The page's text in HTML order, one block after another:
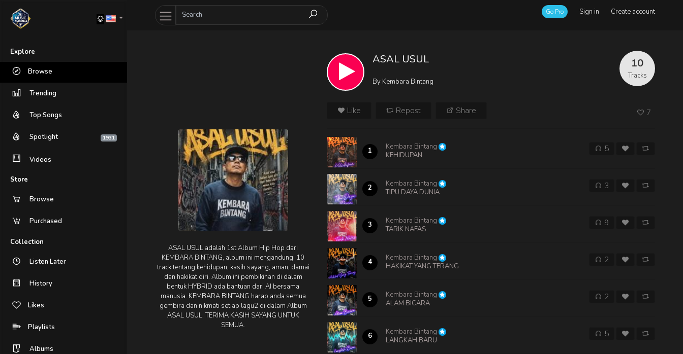
Explore
Browse
Trending
Top Songs
Spotlight 1931
Videos
Store
Browse
Purchased
Collection
Listen Later
History
Likes
Playlists
Albums
Go Pro Sign in Create account
ASAL USUL adalah 1st Album Hip Hop dari
KEMBARA BINTANG, album ini mengandungi 10
track tentang kehidupan, kasih sayang, aman, damai
dan hakikat diri. Album ini pembikinan di dalam
bentuk HYBRID ada bantuan dari AI bersama
manusia. KEMBARA BINTANG harap anda semua
gembira dan nikmati setiap lagu2 di dalam Album
ASAL USUL. TERIMA KASIH SAYANG UNTUK
SEMUA.
ASAL USUL
By Kembara Bintang
10
Tracks
Like Repost Share 7
1
Kembara Bintang
KEHIDUPAN
5
2
Kembara Bintang
TIPU DAYA DUNIA
3
3
Kembara Bintang
TARIK NAFAS
9
4
Kembara Bintang
HAKIKAT YANG TERANG
2
5
Kembara Bintang
ALAM BICARA
2
6
Kembara Bintang
LANGKAH BARU
5